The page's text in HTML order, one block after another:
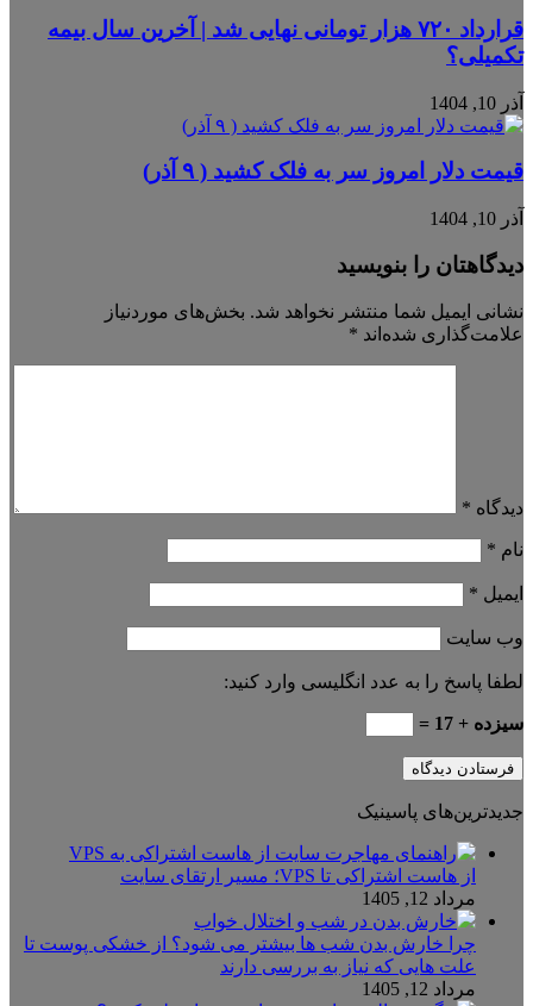
قرارداد ۷۲۰ هزار تومانی نهایی شد | آخرین سال بیمه
تکمیلی؟
آذر 10, 1404
قیمت دلار امروز سر به فلک کشید ( ۹ آذر)
آذر 10, 1404
دیدگاهتان را بنویسید
نشانی ایمیل شما منتشر نخواهد شد. بخش‌های موردنیاز
علامت‌گذاری شده‌اند *
دیدگاه *
نام *
ایمیل *
وب‌ سایت
لطفا پاسخ را به عدد انگلیسی وارد کنید:
سیزده + 17 =
جدیدترین‌های پاسینیک
از هاست اشتراکی تا VPS؛ مسیر ارتقای سایت
مرداد 12, 1405
چرا خارش بدن شب ها بیشتر می شود؟ از خشکی پوست تا
علت هایی که نیاز به بررسی دارند
مرداد 12, 1405